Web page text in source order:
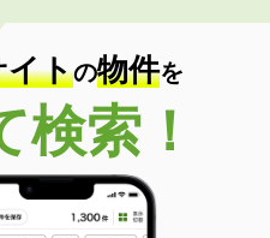
イトの物件を
検索！